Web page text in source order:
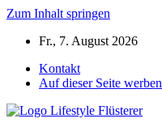
Zum Inhalt springen
Fr., 7. August 2026
Kontakt
Auf dieser Seite werben